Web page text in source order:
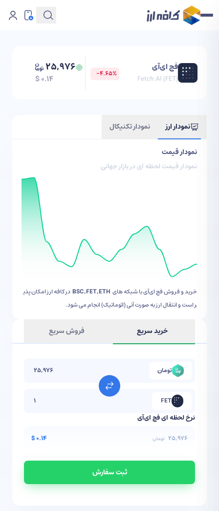
فچ ای‌آی
Fetch.AI (FET)
-4.65%
25,976
$ 0.14
نمودار ارز نمودار تکنیکال
نمودار قیمت
نمودار قیمت لحظه ای در بازار جهانی
خرید و فروشفچ ای‌آیبا شبکه های BSC,FET,ETH در کافه ارز امکان پذی
ر است و انتقال ارز به صورت آنی (اتوماتیک) انجام می شود.
خرید سریع فروش سریع
تومان
FET
نرخ لحظه ایفچ ای‌آی
25,976 تومان $0.14
ثبت سفارش